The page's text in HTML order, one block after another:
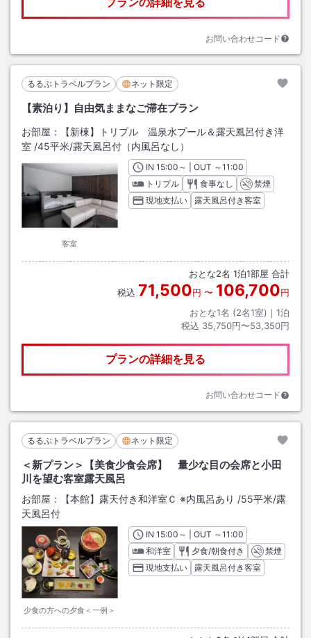
お問い合わせコード
るるぶトラベルプラン ネット限定
【素泊り】自由気ままなご滞在プラン
お部屋：
【新棟】トリプル 温泉水プール＆露天風呂付き洋
室 /45平米/露天風呂付（内風呂なし）
客室
INチェックイン
15:00 ～ | OUT チェックアウト
～11:00
トリプル
食事なし
禁煙
現地支払い
露天風呂付き客室
おとな2名 1泊1部屋 合計
税込 71,500円 〜 106,700円
おとな1名 (2名1室)｜ 1泊
税込 35,750円〜53,350円
プランの詳細を見る
お問い合わせコード
るるぶトラベルプラン ネット限定
＜新プラン＞【美食少食会席】 量少な目の会席と小田
川を望む客室露天風呂
お部屋： 【本館】露天付き和洋室Ｃ ※内風呂あり /55平米/露
天風呂付
少食の方への夕食＜一例＞
INチェックイン
15:00 ～ | OUT チェックアウト
～11:00
和洋室
夕食/朝食付き
禁煙
現地支払い
露天風呂付き客室